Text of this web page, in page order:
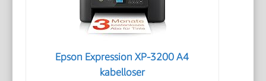
Epson Expression XP-3200 A4
kabelloser